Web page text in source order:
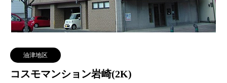
油津地区
コスモマンション岩崎(2K)